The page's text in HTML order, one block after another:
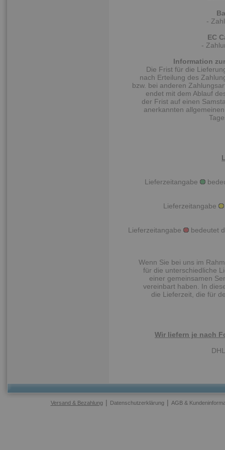
-
EC
-
Information
Die Frist für die
nach Erteilung des
bzw. bei anderen
endet mit dem Ablauf
der Frist auf einen
anerkannten
Lieferzeitangabe
Lieferzeitangabe
Lieferzeitangabe bedeutet
Wenn Sie bei uns im
für die unterschiedliche
einer gemeinsamen
vereinbart haben. In
die Lieferzeit, die für
Wir liefern je nach
Versand & Bezahlung | Datenschutzerklärung | AGB &